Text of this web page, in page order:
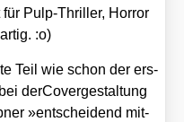
Pulp-Thril­ler, Hor­ror
:o)
Teil wie schon der ers­
der­Co­ver­ge­stal­tung
»ent­schei­dend mit­